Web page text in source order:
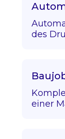
des
einer